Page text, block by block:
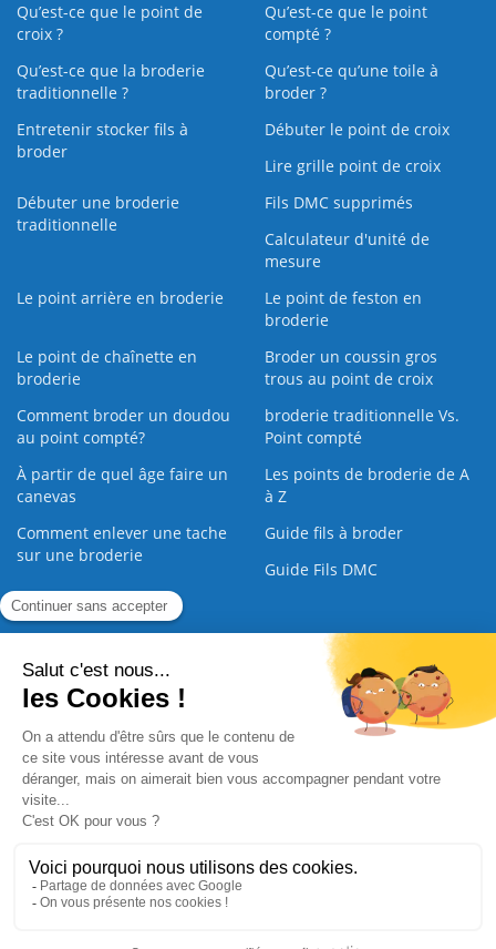
Qu’est-ce que le point de
croix ?
Qu’est-ce que le point
compté ?
Qu’est-ce que la broderie
traditionnelle ?
Qu’est‑ce qu’une toile à
broder ?
Entretenir stocker fils à
broder
Débuter le point de croix
Lire grille point de croix
Débuter une broderie
traditionnelle
Fils DMC supprimés
Calculateur d'unité de
mesure
Le point arrière en broderie
Le point de feston en
broderie
Le point de chaînette en
broderie
Broder un coussin gros
trous au point de croix
Comment broder un doudou
au point compté?
broderie traditionnelle Vs.
Point compté
À partir de quel âge faire un
canevas
Les points de broderie de A
à Z
Comment enlever une tache
sur une broderie
Guide fils à broder
Guide Fils DMC
Guide de la Broderie
Commande Papier Qui sommes nous Nous contacter |
Paiement sécurisé
2008 - 2026 © CreaMagic. ALL Rights Reserved.